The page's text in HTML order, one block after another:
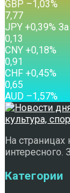
GBP –1,03%
7,77
JPY +0,39%
0,13
CNY +0,18%
0,91
CHF +0,45%
0,65
AUD –1,57%
На
интересного.
Категории